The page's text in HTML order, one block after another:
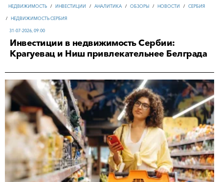
НЕДВИЖИМОСТЬ / ИНВЕСТИЦИИ / АНАЛИТИКА / ОБЗОРЫ / НОВОСТИ / СЕРБИЯ
/ НЕДВИЖИМОСТЬ СЕРБИЯ
31-07-2026, 09:00
Инвестиции в недвижимость Сербии:
Крагуевац и Ниш привлекательнее Белграда